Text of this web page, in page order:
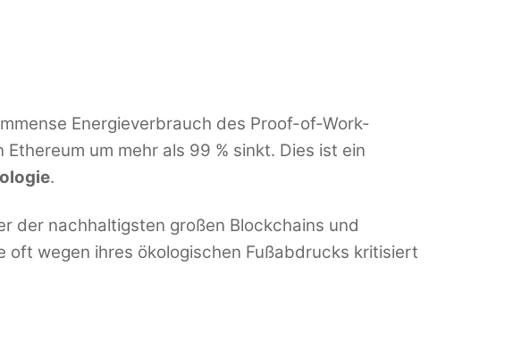
Energieverbrauch des Proof-of-Work-
um mehr als 99 % sinkt. Dies ist ein
.
der nachhaltigsten großen Blockchains und
wegen ihres ökologischen Fußabdrucks kritisiert